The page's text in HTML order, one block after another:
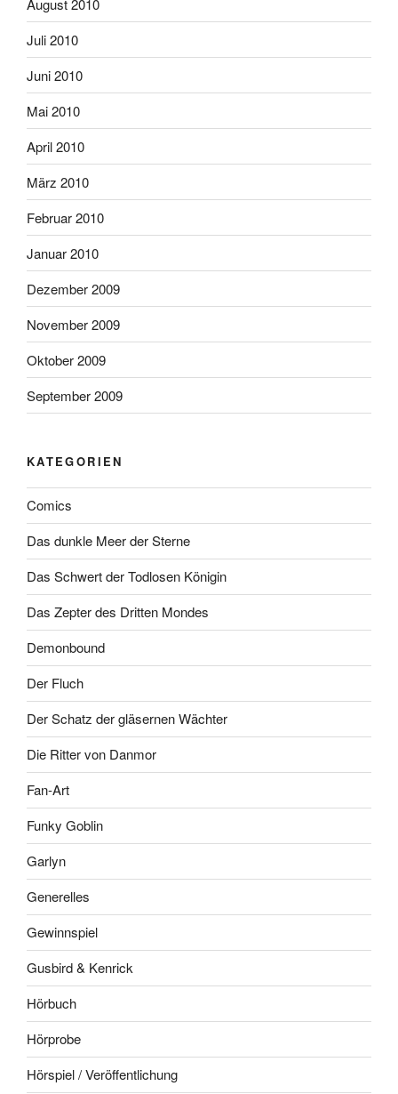
August 2010
Juli 2010
Juni 2010
Mai 2010
April 2010
März 2010
Februar 2010
Januar 2010
Dezember 2009
November 2009
Oktober 2009
September 2009
KATEGORIEN
Comics
Das dunkle Meer der Sterne
Das Schwert der Todlosen Königin
Das Zepter des Dritten Mondes
Demonbound
Der Fluch
Der Schatz der gläsernen Wächter
Die Ritter von Danmor
Fan-Art
Funky Goblin
Garlyn
Generelles
Gewinnspiel
Gusbird & Kenrick
Hörbuch
Hörprobe
Hörspiel / Veröffentlichung